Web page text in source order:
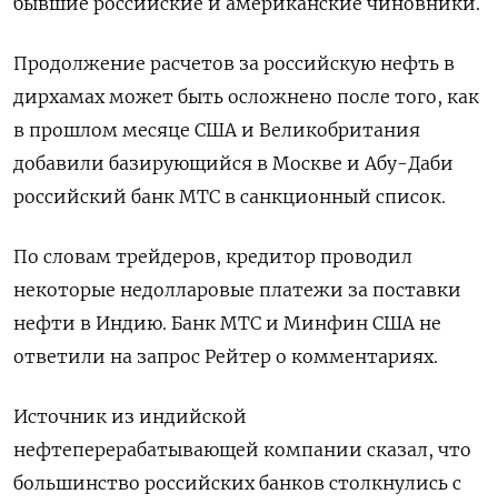
Продолжение расчетов за российскую нефть в
дирхамах может быть осложнено после того, как
в прошлом месяце США и Великобритания
добавили базирующийся в Москве и Абу-Даби
российский банк МТС в санкционный список.
По словам трейдеров, кредитор проводил
некоторые недолларовые платежи за поставки
нефти в Индию. Банк МТС и Минфин США не
ответили на запрос Рейтер о комментариях.
Источник из индийской
нефтеперерабатывающей компании сказал, что
большинство российских банков столкнулись с